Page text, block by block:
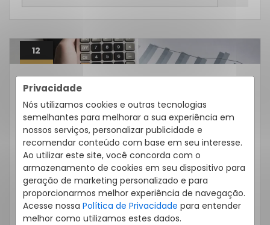
Privacidade
Nós utilizamos cookies e outras tecnologias
semelhantes para melhorar a sua experiência em
nossos serviços, personalizar publicidade e
recomendar conteúdo com base em seu interesse.
Ao utilizar este site, você concorda com o
armazenamento de cookies em seu dispositivo para
geração de marketing personalizado e para
proporcionarmos melhor experiência de navegação.
Acesse nossa Política de Privacidade para entender
melhor como utilizamos estes dados.
12
Quero Alugar
Como Funciona O Reajuste De
Aluguel: Entenda As Regras E
Cálculos
Na Eccellenza Imobiliária, prezamos pela
transparência em todas as etapas da
locação, e o reajuste de aluguel é um dos […]